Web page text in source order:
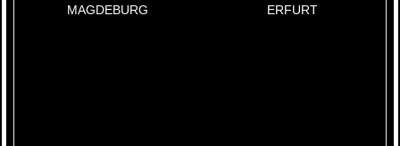
MAGDEBURG ERFURT